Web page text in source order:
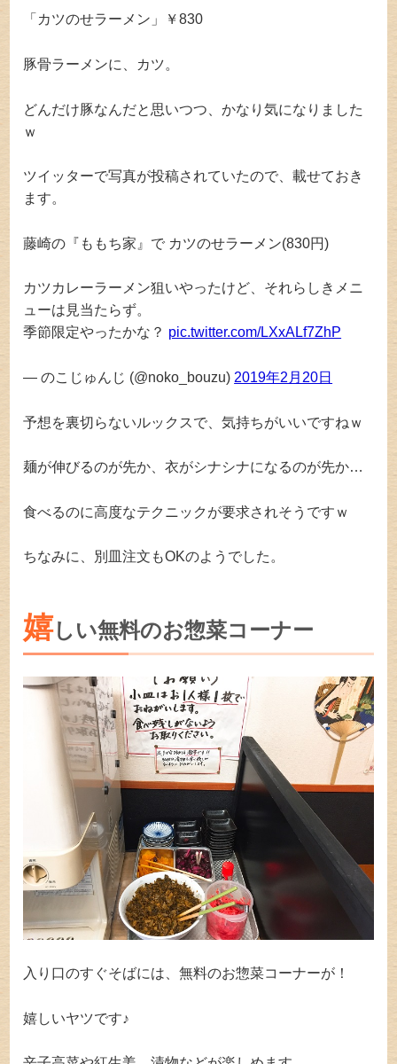
「カツのせラーメン」￥830
豚骨ラーメンに、カツ。
どんだけ豚なんだと思いつつ、かなり気になりました
ｗ
ツイッターで写真が投稿されていたので、載せておき
ます。
藤崎の『ももち家』で カツのせラーメン(830円)
カツカレーラーメン狙いやったけど、それらしきメニ
ューは見当たらず。
季節限定やったかな？ pic.twitter.com/LXxALf7ZhP
— のこじゅんじ (@noko_bouzu) 2019年2月20日
予想を裏切らないルックスで、気持ちがいいですねｗ
麺が伸びるのが先か、衣がシナシナになるのが先か…
食べるのに高度なテクニックが要求されそうですｗ
ちなみに、別皿注文もOKのようでした。
嬉しい無料のお惣菜コーナー
入り口のすぐそばには、無料のお惣菜コーナーが！
嬉しいヤツです♪